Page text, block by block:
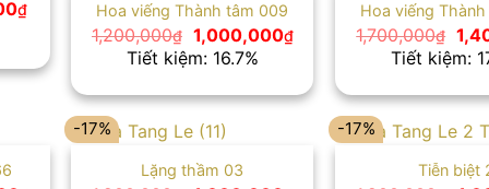
₫Giá
1,100,000₫.
Hoa viếng Thành tâm 009
1,200,000₫ Giá
gốc
là:
1,000,000₫Giá
hiện
là:
1,000,000₫.
Tiết kiệm: 16.7%
Hoa viếng
1,700,000₫ Giá
gốc
là:
Tiết kiệm:
-17%
Lặng thầm 03
-17%
Tiễn biệt